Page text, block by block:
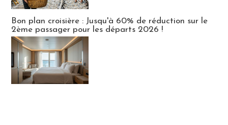
Bon plan croisière : Jusqu'à 60% de réduction sur le
2ème passager pour les départs 2026 !